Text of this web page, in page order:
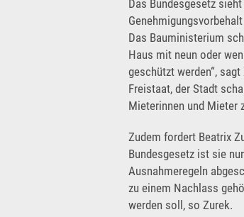
Das Bundesgesetz
Das Bauministerium
Haus mit neun oder
geschützt werden“,
Freistaat, der Stadt
Mieterinnen und Mieter
Zudem fordert Beatrix
Bundesgesetz ist sie
Ausnahmeregeln
zu einem Nachlass
werden soll, so Zurek.